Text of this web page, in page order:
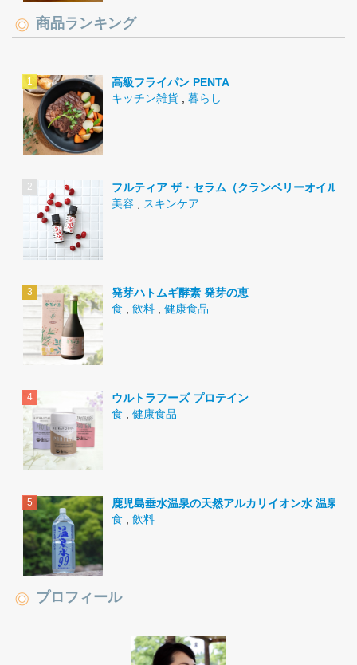
商品ランキング
高級フライパン PENTA
キッチン雑貨
暮らし
フルティア ザ・セラム（クランベリーオイル）
美容
スキンケア
発芽ハトムギ酵素 発芽の恵
食
飲料 健康食品
ウルトラフーズ プロテイン
食
健康食品
鹿児島垂水温泉の天然アルカリイオン水 温泉水
食
飲料
プロフィール